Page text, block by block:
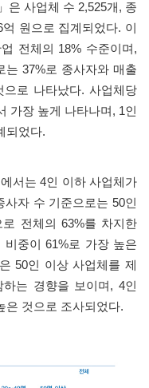
」 은 사업체 수 2,525개 , 종
억 원으로 집계되었다. 이
전체의 18% 수준이며 ,
는 37%로 종사자와 매출
로 나타났다. 사업체당
가장 높게 나타나며 , 1인
되었다.
에서는4인 이하 사업체가
사자 수 기준으로는50인
로 전체의 63%를 차지한
비중이61%로 가장 높은
은50인 이상 사업체를 제
는 경향을 보이며 , 4인
은 것으로 조사되었다.